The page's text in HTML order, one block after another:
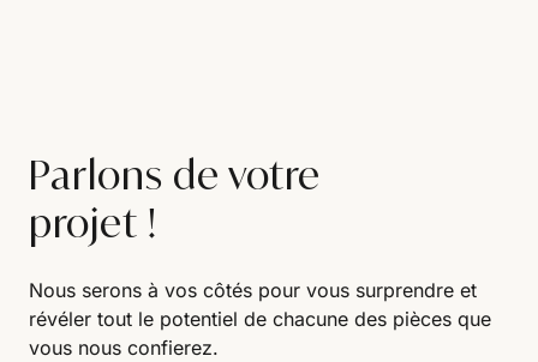
Parlons de votre
projet !
Nous serons à vos côtés pour vous surprendre et
révéler tout le potentiel de chacune des pièces que
vous nous confierez.